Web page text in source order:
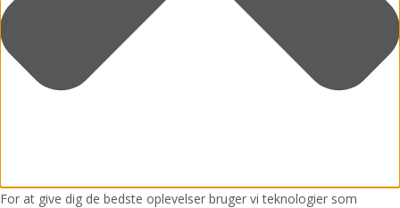
For at give dig de bedste oplevelser bruger vi teknologier som